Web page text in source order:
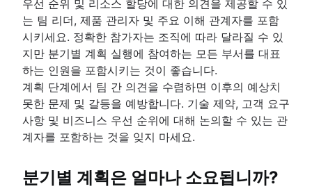
우선 순위 및 리소스 할당에 대한 의견을 제공할 수 있
는 팀 리더, 제품 관리자 및 주요 이해 관계자를 포함
시키세요. 정확한 참가자는 조직에 따라 달라질 수 있
지만 분기별 계획 실행에 참여하는 모든 부서를 대표
하는 인원을 포함시키는 것이 좋습니다.
계획 단계에서 팀 간 의견을 수렴하면 이후의 예상치
못한 문제 및 갈등을 예방합니다. 기술 제약, 고객 요구
사항 및 비즈니스 우선 순위에 대해 논의할 수 있는 관
계자를 포함하는 것을 잊지 마세요.
분기별 계획은 얼마나 소요됩니까?